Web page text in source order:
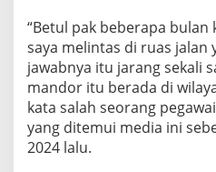
“Betul pak beberapa bulan
saya melintas di ruas jalan
jawabnya itu jarang sekali
mandor itu berada di
kata salah seorang pegawai
yang ditemui media ini
2024 lalu.